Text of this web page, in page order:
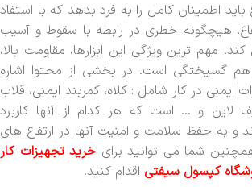
باید اطمینان کامل را به فرد بدهد که با استفاد
هیچگونه خطری در رابطه با سقوط و آسیب
مهم ترین ویژگی این ابزارها، مقاومت بالا،
گسیختگی است. در بخشی از محتوا اشاره
ایمنی در کار شامل : کلاه، کمربند ایمنی، قلاب
لاین و … است که هر کدام از آنها کاربرد
و به حفظ سلامت و امنیت آنها در ارتفاع های
شما می توانید برای خرید تجهیزات کار
کپسول سیفتی اقدام کنید.